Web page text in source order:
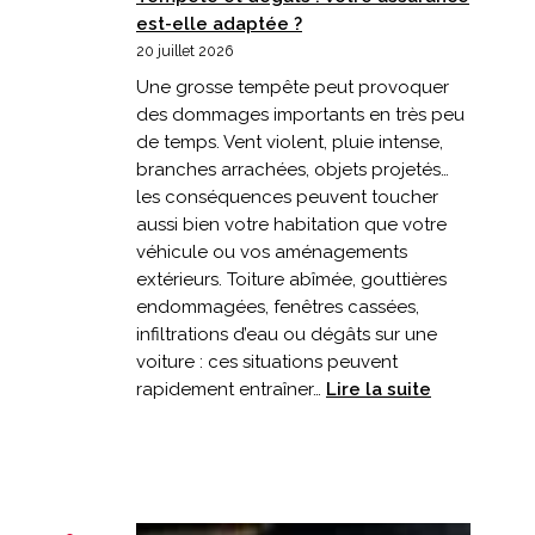
est-elle adaptée ?
20 juillet 2026
Une grosse tempête peut provoquer
des dommages importants en très peu
de temps. Vent violent, pluie intense,
branches arrachées, objets projetés…
les conséquences peuvent toucher
aussi bien votre habitation que votre
véhicule ou vos aménagements
extérieurs. Toiture abîmée, gouttières
endommagées, fenêtres cassées,
infiltrations d’eau ou dégâts sur une
voiture : ces situations peuvent
rapidement entraîner… Lire la suite